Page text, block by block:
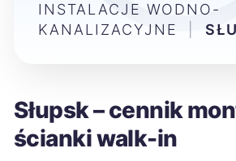
Słupsk – cennik
ścianki walk-in
INSTALACJE WODNO-
KANALIZACYJNE